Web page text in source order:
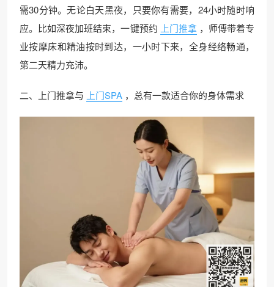
需30分钟。无论白天黑夜，只要你有需要，24小时随时响
应。比如深夜加班结束，一键预约 上门推拿 ，师傅带着专
业按摩床和精油按时到达，一小时下来，全身经络畅通，
第二天精力充沛。
二、上门推拿与 上门SPA ，总有一款适合你的身体需求